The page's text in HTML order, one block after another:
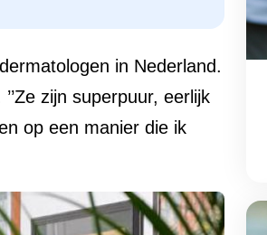
in Nederland.
zijn superpuur, eerlijk
op een manier die ik